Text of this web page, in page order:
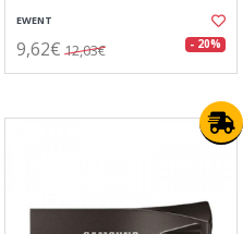
EWENT
9,62€ 12,03€ - 20%